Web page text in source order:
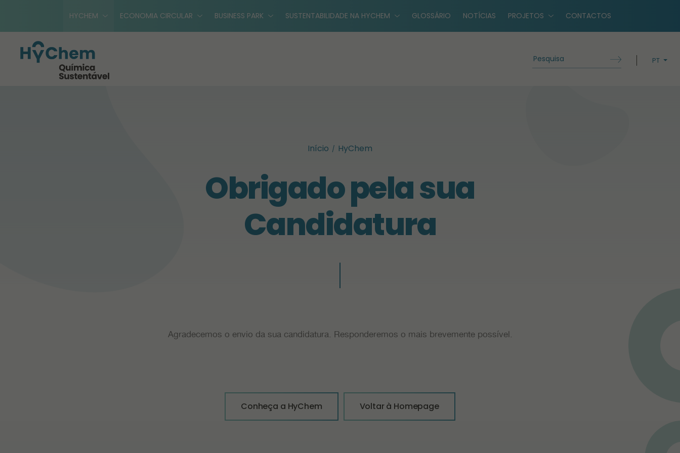
HYCHEM ECONOMIA CIRCULAR BUSINESS PARK SUSTENTABILIDADE NA HYCHEM GLOSSÁRIO NOTÍCIAS PROJETOS CONTACTOS
PT
Início HyChem
Obrigado pela sua
Candidatura
Agradecemos o envio da sua candidatura. Responderemos o mais brevemente possível.
Conheça a HyChem Voltar à Homepage